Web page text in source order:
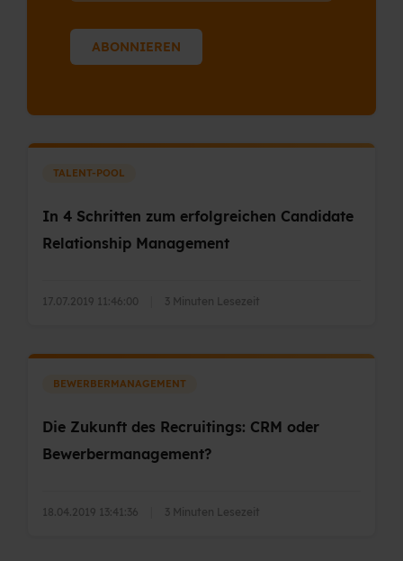
TALENT-POOL
In 4 Schritten zum erfolgreichen Candidate
Relationship Management
17.07.2019 11:46:00 3 Minuten Lesezeit
BEWERBERMANAGEMENT
Die Zukunft des Recruitings: CRM oder
Bewerbermanagement?
18.04.2019 13:41:36 3 Minuten Lesezeit